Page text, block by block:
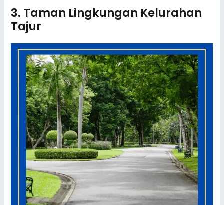
3. Taman Lingkungan Kelurahan
Tajur